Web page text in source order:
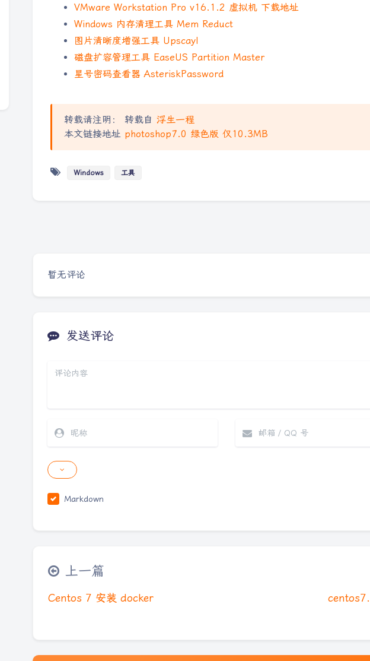
VMware Workstation Pro v16.1.2 虚拟机 下载地址
Windows 内存清理工具 Mem Reduct
图片清晰度增强工具 Upscayl
磁盘扩容管理工具 EaseUS Partition Master
星号密码查看器 AsteriskPassword
转载请注明： 转载自 浮生一程
本文链接地址 photoshop7.0 绿色版 仅10.3MB
Windows 工具
暂无评论
发送评论
Markdown
|´・ω・)
(´இ皿இ
Σ(っ °Д
上一篇
Centos 7 安装 docker